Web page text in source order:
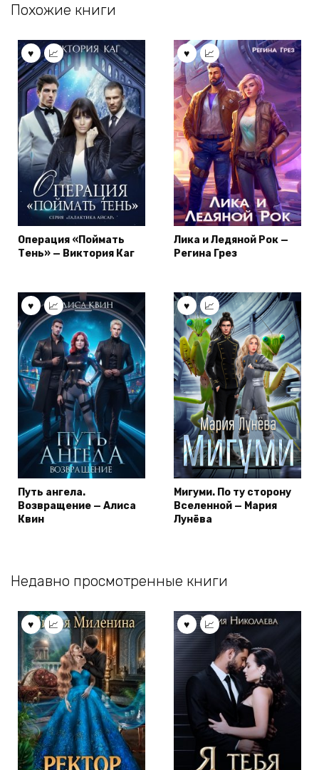
Похожие книги
Операция «Поймать
Тень» — Виктория Каг
Лика и Ледяной Рок —
Регина Грез
Путь ангела.
Возвращение — Алиса
Квин
Мигуми. По ту сторону
Вселенной — Мария
Лунёва
Недавно просмотренные книги